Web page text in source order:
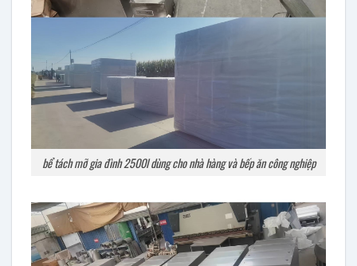
bể tách mỡ gia đình 2500l dùng cho nhà hàng và bếp ăn công nghiệp